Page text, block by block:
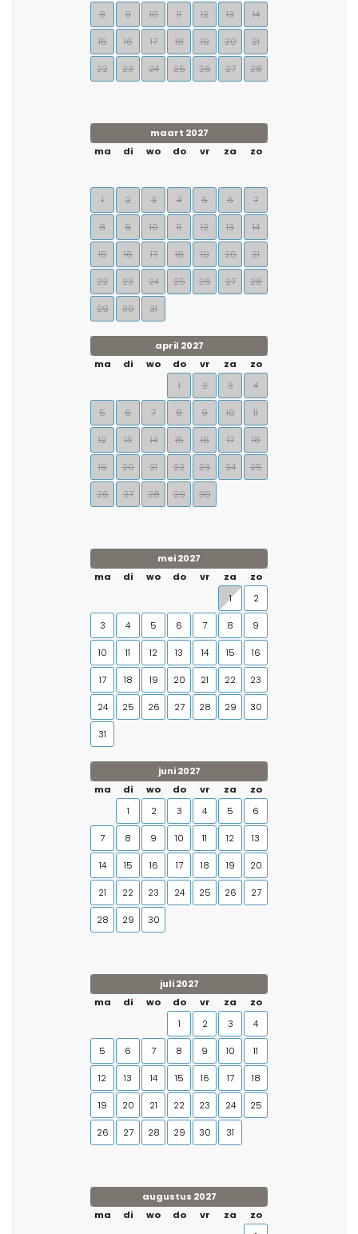
8 9 10 11 12 13 14
15 16 17 18 19 20 21
22 23 24 25 26 27 28
maart 2027
ma
di wo do vr za zo
1 2 3 4 5 6 7
8 9 10 11 12 13 14
15 16 17 18 19 20 21
22 23 24 25 26 27 28
29 30 31
april 2027
ma
di wo do vr za
zo
1
2 3 4
5 6 7 8 9 10 11
12 13 14 15 16 17 18
19 20 21 22 23 24 25
26 27 28 29 30
mei 2027
ma
di wo do vr za
zo
1
2
3 4 5 6 7 8 9
10 11 12 13 14 15 16
17 18 19 20 21 22 23
24 25 26 27 28 29 30
31
juni 2027
ma
di wo do vr za
zo
1
2 3 4 5 6
7 8 9 10 11 12 13
14 15 16 17 18 19 20
21 22 23 24 25 26 27
28 29 30
juli 2027
ma
di wo do vr za
zo
1
2 3 4
5 6 7 8 9 10 11
12 13 14 15 16 17 18
19 20 21 22 23 24 25
26 27 28 29 30 31
augustus 2027
ma
di wo do vr za
zo